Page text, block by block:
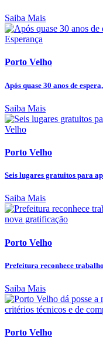
Saiba Mais
Porto Velho
Após quase 30 anos de
Saiba Mais
Porto Velho
Seis lugares gratuitos para
Saiba Mais
Porto Velho
Prefeitura reconhece
Saiba Mais
Porto Velho